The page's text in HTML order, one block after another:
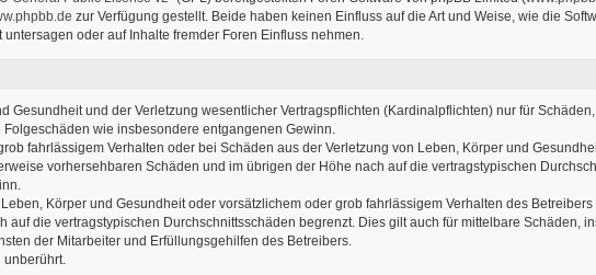
zur Verfügung gestellt. Beide haben keinen Einfluss auf die Art und Weise, wie die
oder auf Inhalte fremder Foren Einfluss nehmen.
Gesundheit und der Verletzung wesentlicher Vertragspflichten (Kardinalpflichten) nur für
wie insbesondere entgangenen Gewinn.
fahrlässigem Verhalten oder bei Schäden aus der Verletzung von Leben, Körper und
vorhersehbaren Schäden und im übrigen der Höhe nach auf die vertragstypischen
Körper und Gesundheit oder vorsätzlichem oder grob fahrlässigem Verhalten des
die vertragstypischen Durchschnittsschäden begrenzt. Dies gilt auch für mittelbare Schäden,
der Mitarbeiter und Erfüllungsgehilfen des Betreibers.